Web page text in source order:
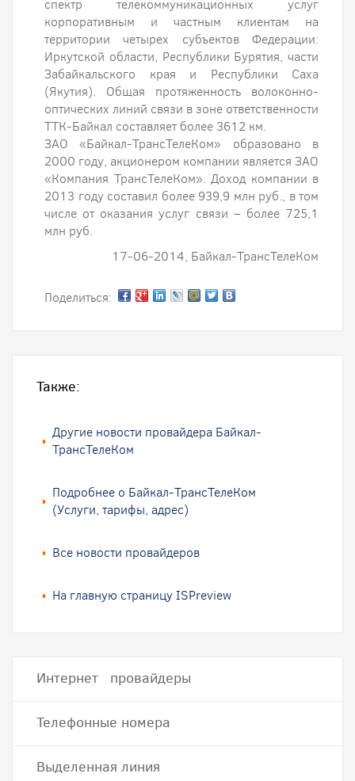
спектр телекоммуникационных услуг
корпоративным и частным клиентам на
территории четырех субъектов Федерации:
Иркутской области, Республики Бурятия, части
Забайкальского края и Республики Саха
(Якутия). Общая протяженность волоконно-
оптических линий связи в зоне ответственности
ТТК-Байкал составляет более 3612 км.
ЗАО «Байкал-ТрансТелеКом» образовано в
2000 году, акционером компании является ЗАО
«Компания ТрансТелеКом». Доход компании в
2013 году составил более 939,9 млн руб., в том
числе от оказания услуг связи – более 725,1
млн руб.
17-06-2014, Байкал-ТрансТелеКом
Поделиться:
Также:
Другие новости провайдера Байкал-
ТрансТелеКом
Подробнее о Байкал-ТрансТелеКом
(Услуги, тарифы, адрес)
Все новости провайдеров
На главную страницу ISPreview
Интернет провайдеры
Телефонные номера
Выделенная линия